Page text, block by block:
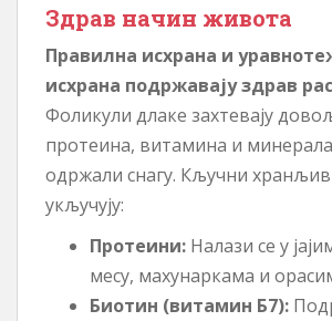
Здрав начин живота
Правилна исхрана и
исхрана подржавају здрав
Фоликули длаке захтевају
протеина, витамина и
одржали снагу. Кључни
укључују:
Протеини: Налази се у
месу, махунаркама и
Биотин (витамин Б7):